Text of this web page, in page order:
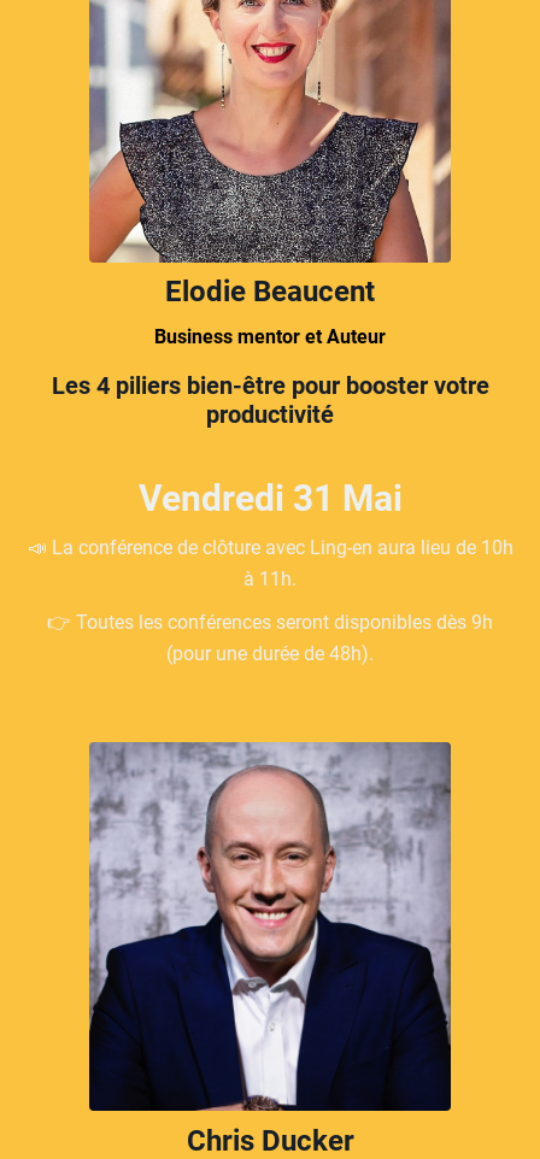
Elodie Beaucent
Business mentor et Auteur
Les 4 piliers bien-être pour booster votre
productivité
Vendredi 31 Mai
📣 La conférence de clôture avec Ling-en aura lieu de 10h
à 11h.
👉 Toutes les conférences seront disponibles dès 9h
(pour une durée de 48h).
Chris Ducker